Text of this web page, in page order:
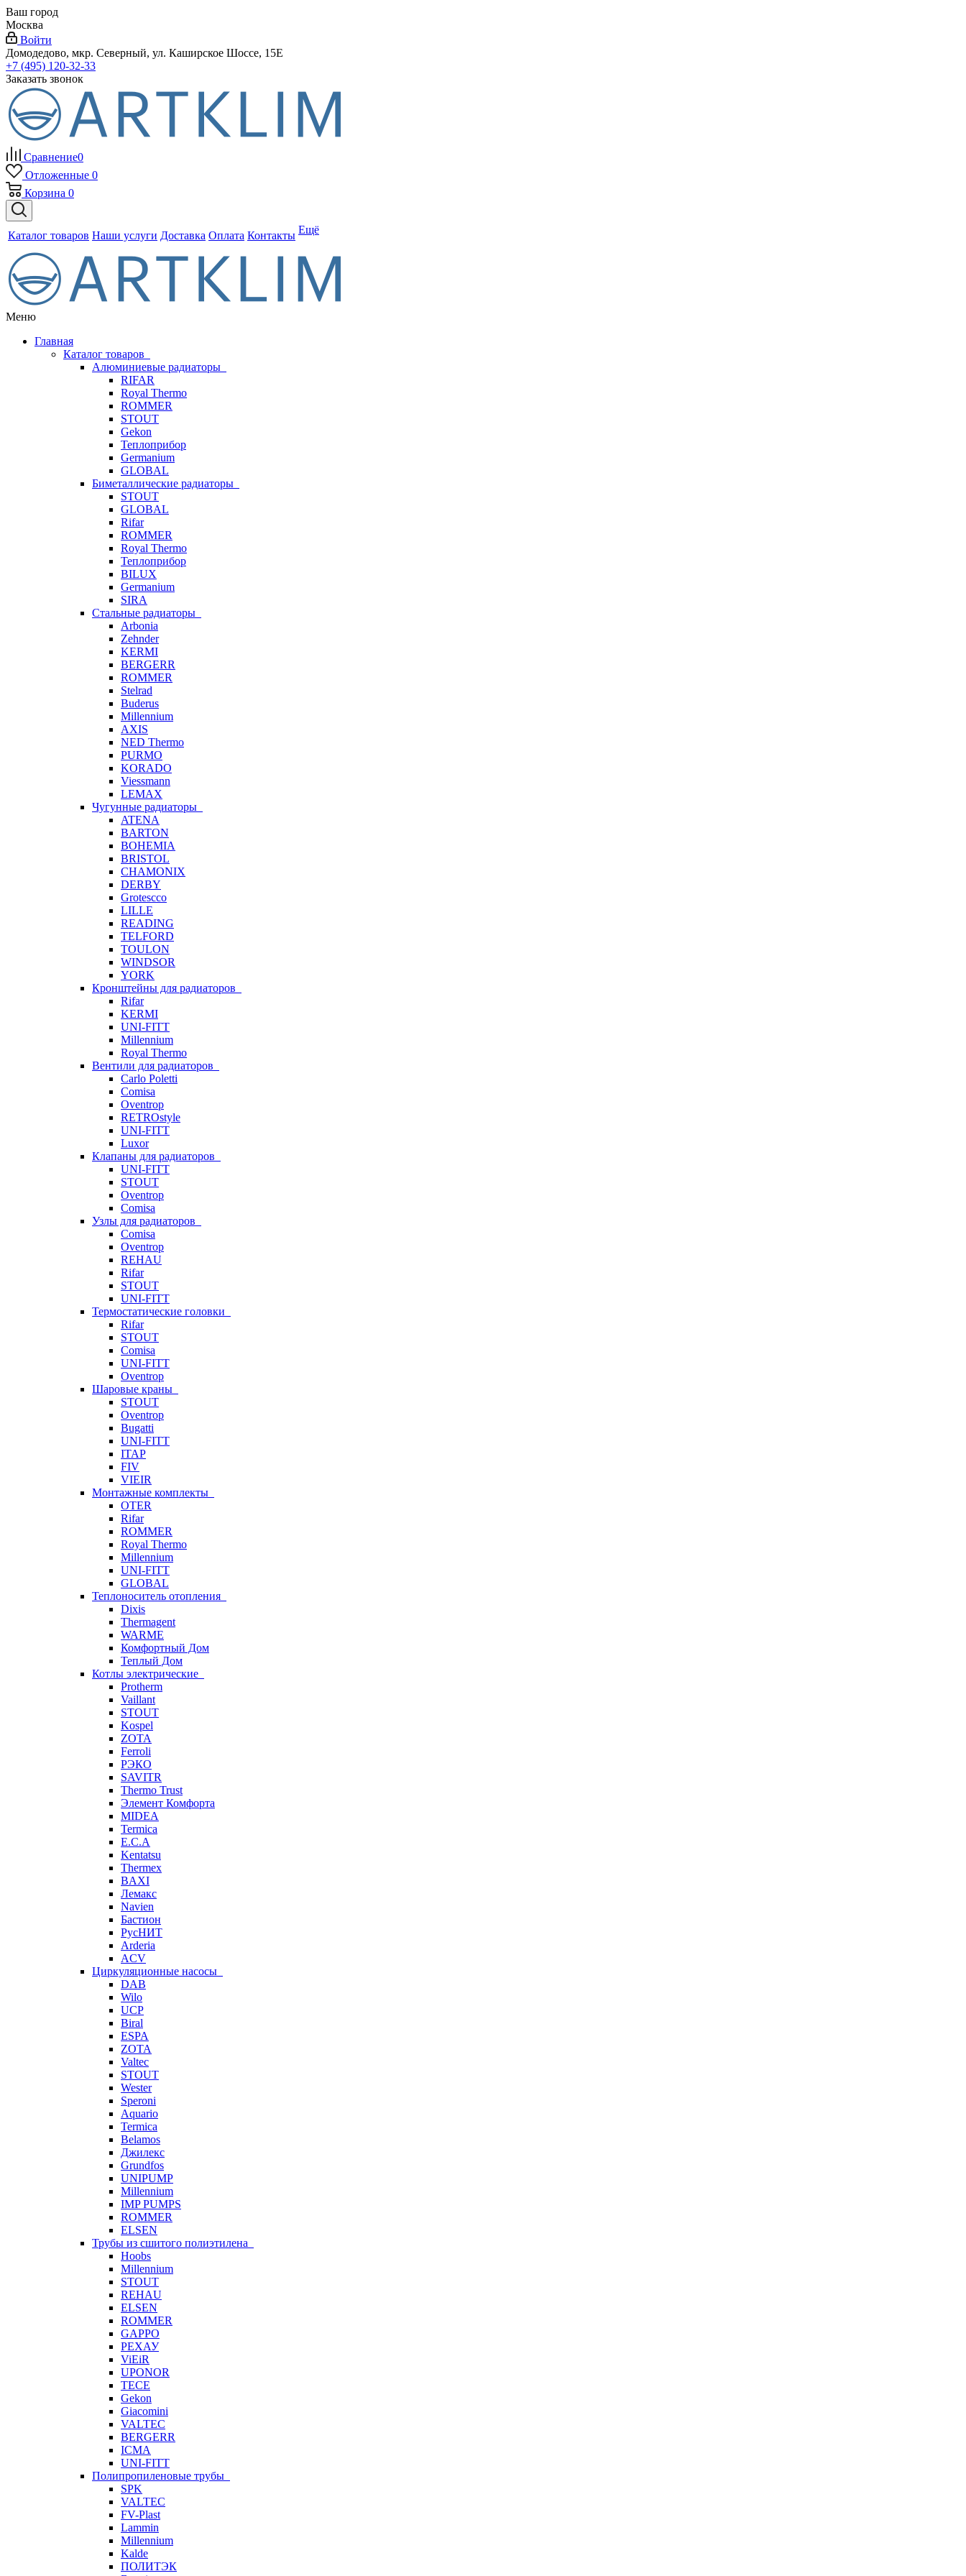
Ваш город
Москва
Войти
Домодедово, мкр. Северный, ул. Каширское Шоссе, 15Е
+7 (495) 120-32-33
Заказать звонок
Сравнение0
Отложенные 0
Корзина 0
Каталог товаров Наши услуги Доставка Оплата Контакты Ещё
Меню
Главная
Каталог товаров
Алюминиевые радиаторы
RIFAR
Royal Thermo
ROMMER
STOUT
Gekon
Теплоприбор
Germanium
GLOBAL
Биметаллические радиаторы
STOUT
GLOBAL
Rifar
ROMMER
Royal Thermo
Теплоприбор
BILUX
Germanium
SIRA
Стальные радиаторы
Arbonia
Zehnder
KERMI
BERGERR
ROMMER
Stelrad
Buderus
Millennium
AXIS
NED Thermo
PURMO
KORADO
Viessmann
LEMAX
Чугунные радиаторы
ATENA
BARTON
BOHEMIA
BRISTOL
CHAMONIX
DERBY
Grotescco
LILLE
READING
TELFORD
TOULON
WINDSOR
YORK
Кронштейны для радиаторов
Rifar
KERMI
UNI-FITT
Millennium
Royal Thermo
Вентили для радиаторов
Carlo Poletti
Comisa
Oventrop
RETROstyle
UNI-FITT
Luxor
Клапаны для радиаторов
UNI-FITT
STOUT
Oventrop
Comisa
Узлы для радиаторов
Comisa
Oventrop
REHAU
Rifar
STOUT
UNI-FITT
Термостатические головки
Rifar
STOUT
Comisa
UNI-FITT
Oventrop
Шаровые краны
STOUT
Oventrop
Bugatti
UNI-FITT
ITAP
FIV
VIEIR
Монтажные комплекты
OTER
Rifar
ROMMER
Royal Thermo
Millennium
UNI-FITT
GLOBAL
Теплоноситель отопления
Dixis
Thermagent
WARME
Комфортный Дом
Теплый Дом
Котлы электрические
Protherm
Vaillant
STOUT
Kospel
ZOTA
Ferroli
РЭКО
SAVITR
Thermo Trust
Элемент Комфорта
MIDEA
Termica
E.C.A
Kentatsu
Thermex
BAXI
Лемакс
Navien
Бастион
РусНИТ
Arderia
ACV
Циркуляционные насосы
DAB
Wilo
UCP
Biral
ESPA
ZOTA
Valtec
STOUT
Wester
Speroni
Aquario
Termica
Belamos
Джилекс
Grundfos
UNIPUMP
Millennium
IMP PUMPS
ROMMER
ELSEN
Трубы из сшитого полиэтилена
Hoobs
Millennium
STOUT
REHAU
ELSEN
ROMMER
GAPPO
РЕХАУ
ViEiR
UPONOR
TECE
Gekon
Giacomini
VALTEC
BERGERR
ICMA
UNI-FITT
Полипропиленовые трубы
SPK
VALTEC
FV-Plast
Lammin
Millennium
Kalde
ПОЛИТЭК